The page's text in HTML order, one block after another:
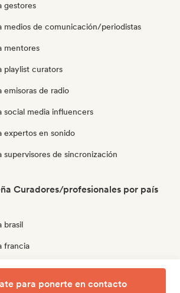
gestores
medios de comunicación/periodistas
mentores
playlist curators
emisoras de radio
social media influencers
expertos en sonido
supervisores de sincronización
Curadores/profesionales por país
brasil
francia
reino unido
estados unidos
para ponerte en contacto